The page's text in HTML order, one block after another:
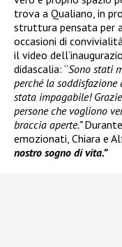
trova a Qualiano, in
struttura pensata per
occasioni di
il video
didascalia: “Sono stati
perché la
stata impagabile!
persone che vogliono
braccia aperte.”
emozionati, Chiara e
nostro sogno di vita.”